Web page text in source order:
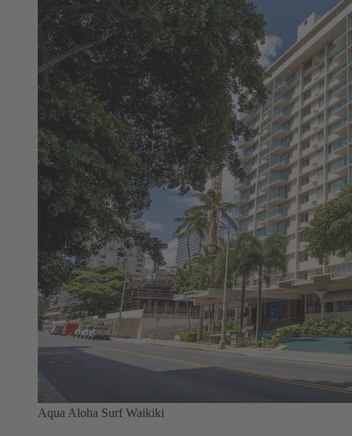
Aqua Aloha Surf Waikiki